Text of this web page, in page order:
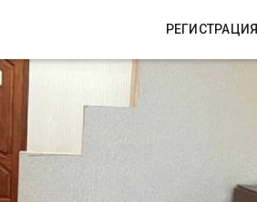
РЕГИСТРАЦИЯ